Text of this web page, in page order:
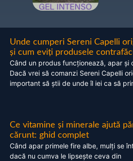
Unde cumperi Sereni Capelli
și cum eviți produsele
Când un produs funcționează, apar și
Dacă vrei să comanzi Sereni Capelli
important să știi de unde îl iei ca să
Ce vitamine și minerale ajută
cărunt: ghid complet
Când apar primele fire albe, mulți se
dacă nu cumva le lipsește ceva din